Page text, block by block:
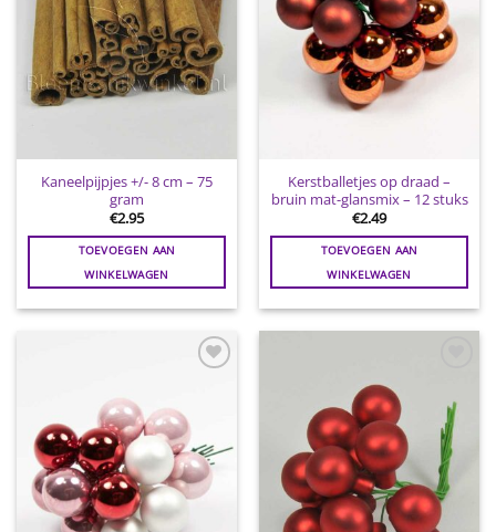
Kaneelpijpjes +/- 8 cm – 75
gram
€2.95
TOEVOEGEN AAN
WINKELWAGEN
Kerstballetjes op draad –
bruin mat-glansmix – 12 stuks
€2.49
TOEVOEGEN AAN
WINKELWAGEN
wenslijst
wenslijst